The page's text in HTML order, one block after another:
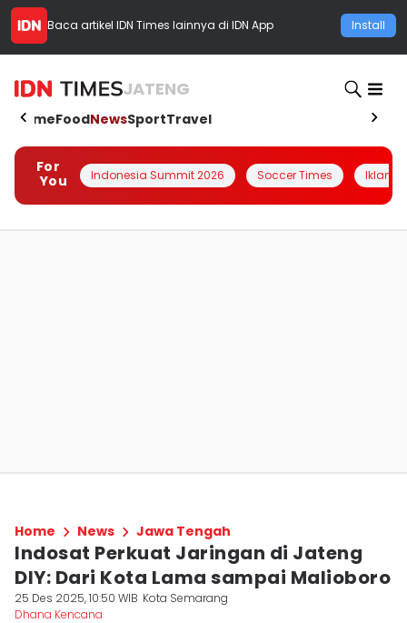
Baca artikel IDN Times lainnya di IDN App Install
JATENG
HomeFoodNewsSportTravel
For
You
Indonesia Summit 2026 Soccer Times Iklanin
Home News Jawa Tengah
Indosat Perkuat Jaringan di Jateng
DIY: Dari Kota Lama sampai Malioboro
25 Des 2025, 10:50 WIB Kota Semarang
Dhana Kencana